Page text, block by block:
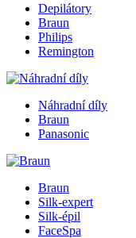
Depilátory
Braun
Philips
Remington
Náhradní díly
Braun
Panasonic
Braun
Silk-expert
Silk-épil
FaceSpa